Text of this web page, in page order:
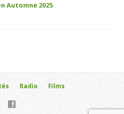
Automne 2025
Radio Films